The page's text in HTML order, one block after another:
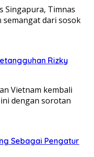
Singapura, Timnas
dari sosok
Rizky
Vietnam kembali
dengan sorotan
Sebagai Pengatur